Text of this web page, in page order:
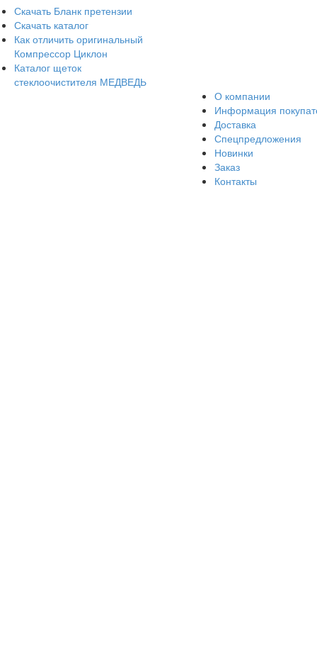
Скачать Бланк претензии
Скачать каталог
Как отличить оригинальный
Компрессор Циклон
Каталог щеток
стеклоочистителя МЕДВЕДЬ
О компании
Информация
Доставка
Спецпредложения
Новинки
Заказ
Контакты